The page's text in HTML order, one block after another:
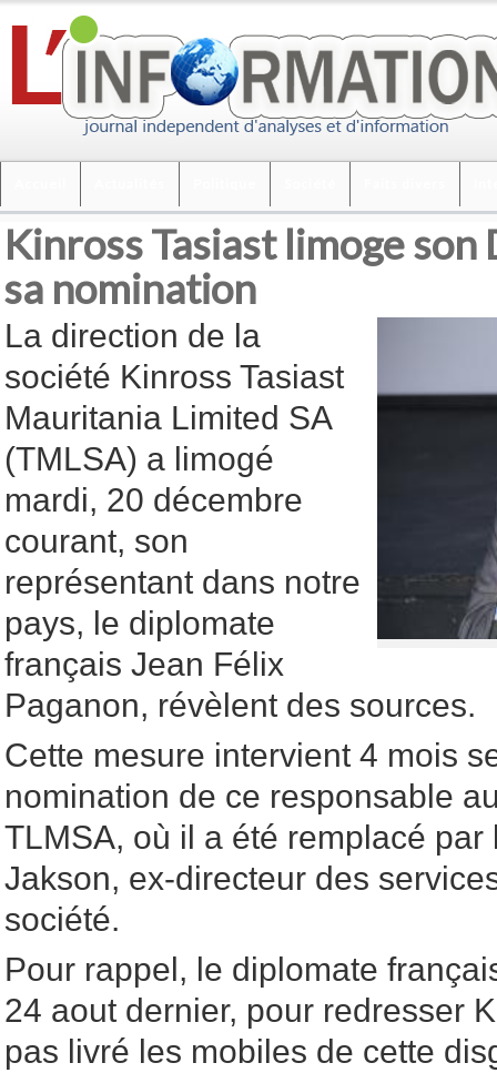
Kinross Tasiast limoge son
sa nomination
La direction de la
société Kinross Tasiast
Mauritania Limited SA
(TMLSA) a limogé
mardi, 20 décembre
courant, son
représentant dans notre
pays, le diplomate
français Jean Félix
Paganon, révèlent des sources.
Cette mesure intervient 4 mois
nomination de ce responsable
TLMSA, où il a été remplacé par
Jakson, ex-directeur des
société.
Pour rappel, le diplomate
24 aout dernier, pour redresser
pas livré les mobiles de cette